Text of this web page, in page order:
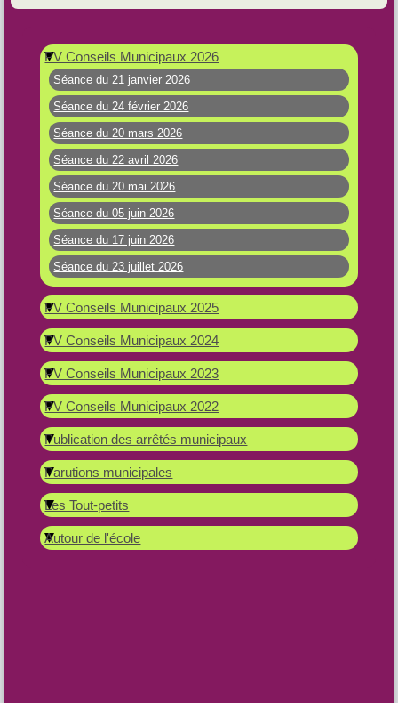
PV Conseils Municipaux 2026
Séance du 21 janvier 2026
Séance du 24 février 2026
Séance du 20 mars 2026
Séance du 22 avril 2026
Séance du 20 mai 2026
Séance du 05 juin 2026
Séance du 17 juin 2026
Séance du 23 juillet 2026
PV Conseils Municipaux 2025
PV Conseils Municipaux 2024
PV Conseils Municipaux 2023
PV Conseils Municipaux 2022
Publication des arrêtés municipaux
Parutions municipales
Les Tout-petits
Autour de l'école